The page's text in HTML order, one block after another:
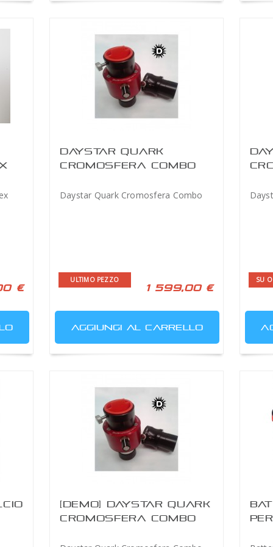
€
DAYSTAR QUARK
CROMOSFERA COMBO
Daystar Quark Cromosfera Combo
ULTIMO PEZZO
1 599,00 €
AGGIUNGI AL CARRELLO
SU
[DEMO] DAYSTAR QUARK
CROMOSFERA COMBO